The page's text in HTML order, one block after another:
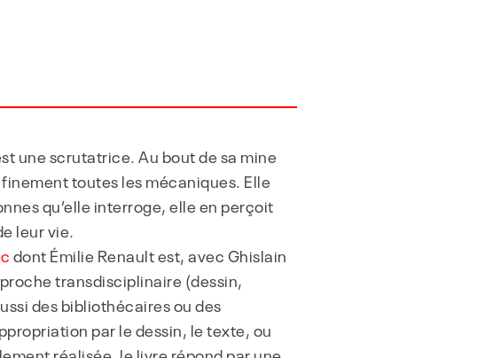
une scrutatrice. Au bout de sa mine
toutes les mécaniques. Elle
qu’elle interroge, elle en perçoit
leur vie.
dont Émilie Renault est, avec Ghislain
transdisciplinaire (dessin,
des bibliothécaires ou des
par le dessin, le texte, ou